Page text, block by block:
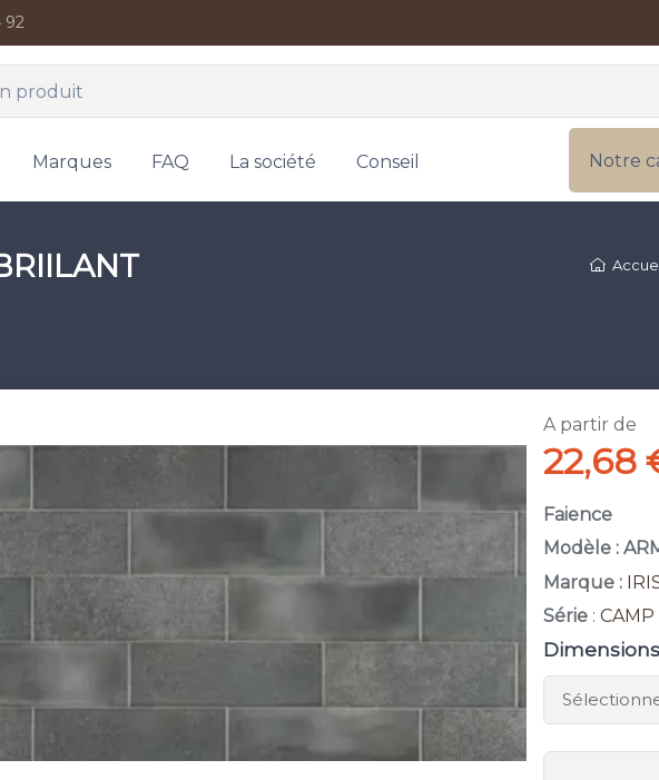
92
Marques FAQ La société Conseil Notre
A partir de
22,68
Faience
Modèle :
Marque :
Série :CAMP
Dimensions